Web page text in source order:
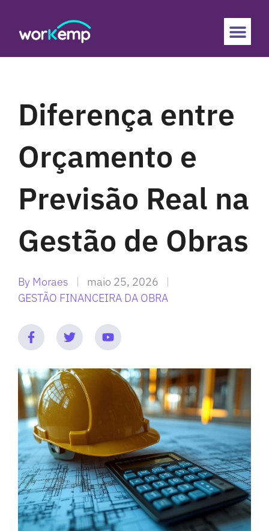
Diferença entre
Orçamento e
Previsão Real na
Gestão de Obras
By Moraes
maio 25, 2026
GESTÃO FINANCEIRA DA OBRA